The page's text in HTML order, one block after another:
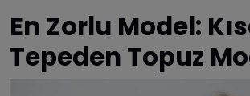
En Zorlu Model:
Tepeden Topuz